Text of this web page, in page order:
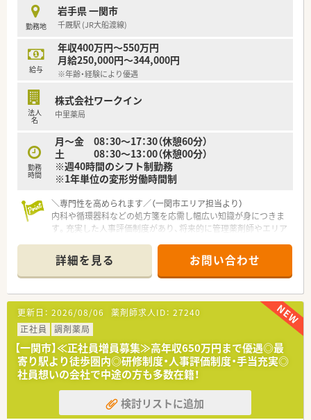
勤務地
岩手県 一関市
千厩駅 (JR大船渡線)
給与
年収400万円～550万円
月給250,000円～344,000円
※年齢・経験により優遇
法人
名
株式会社ワークイン
中里薬局
勤務
時間
月～金 08：30～17：30（休憩60分）
土 08：30～13：00（休憩00分）
※週40時間のシフト制勤務
※1年単位の変形労働時間制
＼専門性を高められます／（一関市エリア担当より）
内科や循環器科などの処方箋を応需し幅広い知識が身につきま
す。充実した人事評価制度があり、将来的に管理薬剤師やエリア
＊------------------------------------------＊
【店舗情報と応需状況について】
■JR大船渡線の千厩駅から車で2分ほどの県道14号線沿いに位
置しておりお車での通勤が大変便利な調剤薬局です。
■近隣医療機関から内科や循環器科および小児科などの処方箋
を1日あたり30枚から50枚程度応需しております。
■現在は常勤薬剤師が2名と医療事務スタッフが2名在籍してお
り協力しながら日々の業務に取り組んでおります。
【求人情報について】
■今回は正社員としての勤務薬剤師の募集でありご経験やスキ
ルに応じて年収400万円から550万円の提示となります。
■原則として転居を伴うような全国転勤はなく住み慣れた地域
詳細を見る お問い合わせ
更新日： 2026/08/06 薬剤師求人ID： 27240
正社員
調剤薬局
【一関市】≪正社員増員募集≫高年収650万円まで優遇◎最
寄り駅より徒歩圏内◎研修制度・人事評価制度・手当充実◎
社員想いの会社で中途の方も多数在籍！
検討リストに追加